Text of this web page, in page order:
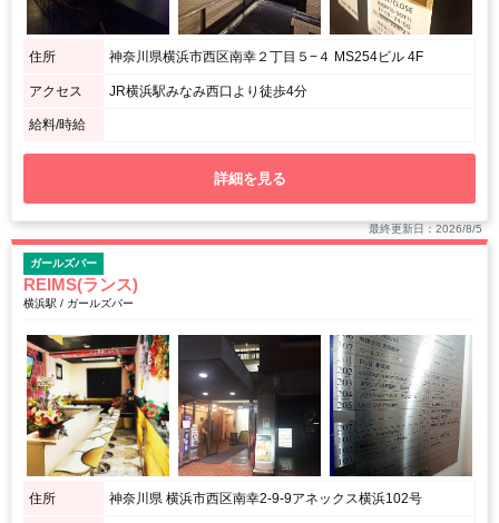
住所 神奈川県横浜市西区南幸２丁目５−４ MS254ビル 4F
アクセス JR横浜駅みなみ西口より徒歩4分
給料/時給
詳細を見る
最終更新日：2026/8/5
ガールズバー
REIMS(ランス)
横浜駅 / ガールズバー
住所 神奈川県 横浜市西区南幸2-9-9アネックス横浜102号